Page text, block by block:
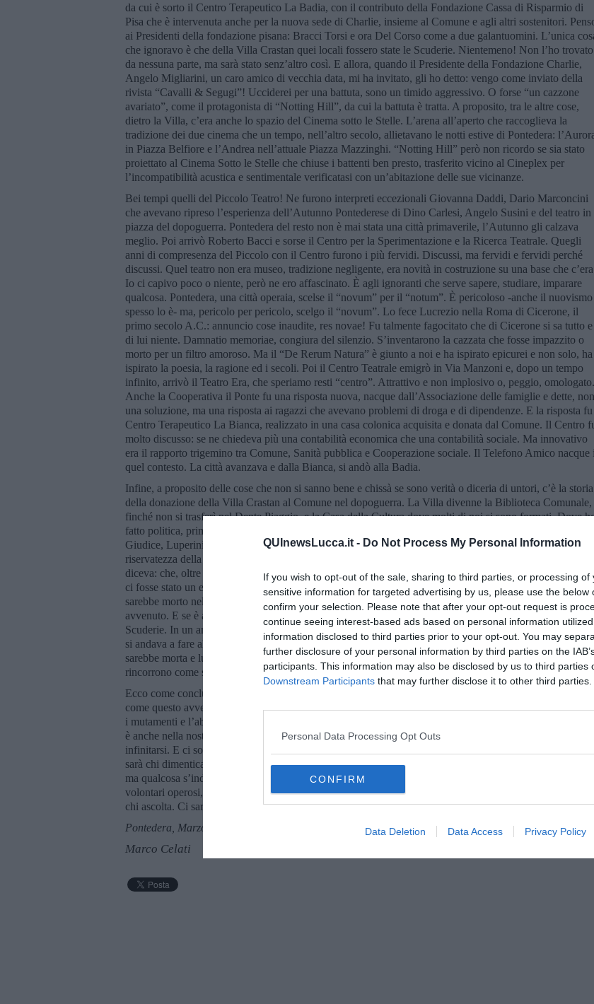
QUInewsLucca.it - Do Not Process My Personal Information
If you wish to opt-out of the sale, sharing to third parties, or processing of
sensitive information for targeted advertising by us, please use the below
confirm your selection. Please note that after your opt-out request is
continue seeing interest-based ads based on personal information
information disclosed to third parties prior to your opt-out. You may
further disclosure of your personal information by third parties on the
participants. This information may also be disclosed by us to third parties
Downstream Participants that may further disclose it to other third parties.
Personal Data Processing Opt Outs
CONFIRM
Data Deletion Data Access Privacy Policy
da cui è sorto il Centro Terapeutico La Badia, con il contributo della Fondazione Cassa di Risparmio di
Pisa che è intervenuta anche per la nuova sede di Charlie, insieme al Comune e agli altri sostenitori.
ai Presidenti della fondazione pisana: Bracci Torsi e ora Del Corso come a due galantuomini. L’unica
che ignoravo è che della Villa Crastan quei locali fossero state le Scuderie. Nientemeno! Non l’ho trovato
da nessuna parte, ma sarà stato senz’altro così. E allora, quando il Presidente della Fondazione Charlie,
Angelo Migliarini, un caro amico di vecchia data, mi ha invitato, gli ho detto: vengo come inviato della
rivista “Cavalli & Segugi”! Ucciderei per una battuta, sono un timido aggressivo. O forse “un cazzone
avariato”, come il protagonista di “Notting Hill”, da cui la battuta è tratta. A proposito, tra le altre cose,
dietro la Villa, c’era anche lo spazio del Cinema sotto le Stelle. L’arena all’aperto che raccoglieva la
tradizione dei due cinema che un tempo, nell’altro secolo, allietavano le notti estive di Pontedera:
in Piazza Belfiore e l’Andrea nell’attuale Piazza Mazzinghi. “Notting Hill” però non ricordo se sia stato
proiettato al Cinema Sotto le Stelle che chiuse i battenti ben presto, trasferito vicino al Cineplex per
l’incompatibilità acustica e sentimentale verificatasi con un’abitazione delle sue vicinanze.
Bei tempi quelli del Piccolo Teatro! Ne furono interpreti eccezionali Giovanna Daddi, Dario Marconcini
che avevano ripreso l’esperienza dell’Autunno Pontederese di Dino Carlesi, Angelo Susini e del teatro in
piazza del dopoguerra. Pontedera del resto non è mai stata una città primaverile, l’Autunno gli calzava
meglio. Poi arrivò Roberto Bacci e sorse il Centro per la Sperimentazione e la Ricerca Teatrale. Quegli
anni di compresenza del Piccolo con il Centro furono i più fervidi. Discussi, ma fervidi e fervidi perché
discussi. Quel teatro non era museo, tradizione negligente, era novità in costruzione su una base che
Io ci capivo poco o niente, però ne ero affascinato. È agli ignoranti che serve sapere, studiare, imparare
qualcosa. Pontedera, una città operaia, scelse il “novum” per il “notum”. È pericoloso -anche il nuovismo
spesso lo è- ma, pericolo per pericolo, scelgo il “novum”. Lo fece Lucrezio nella Roma di Cicerone, il
primo secolo A.C.: annuncio cose inaudite, res novae! Fu talmente fagocitato che di Cicerone si sa tutto e
di lui niente. Damnatio memoriae, congiura del silenzio. S’inventarono la cazzata che fosse impazzito o
morto per un filtro amoroso. Ma il “De Rerum Natura” è giunto a noi e ha ispirato epicurei e non solo, ha
ispirato la poesia, la ragione ed i secoli. Poi il Centro Teatrale emigrò in Via Manzoni e, dopo un tempo
infinito, arrivò il Teatro Era, che speriamo resti “centro”. Attrattivo e non implosivo o, peggio, omologato.
Anche la Cooperativa il Ponte fu una risposta nuova, nacque dall’Associazione delle famiglie e dette, non
una soluzione, ma una risposta ai ragazzi che avevano problemi di droga e di dipendenze. E la risposta
Centro Terapeutico La Bianca, realizzato in una casa colonica acquisita e donata dal Comune. Il Centro
molto discusso: se ne chiedeva più una contabilità economica che una contabilità sociale. Ma innovativo
era il rapporto trigemino tra Comune, Sanità pubblica e Cooperazione sociale. Il Telefono Amico nacque
quel contesto. La città avanzava e dalla Bianca, si andò alla Badia.
Infine, a proposito delle cose che non si sanno bene e chissà se sono verità o diceria di untori, c’è la storia
della donazione della Villa Crastan al Comune nel dopoguerra. La Villa divenne la Biblioteca Comunale,
finché non si trasferì nel Dente Piaggio, e la Casa della Cultura dove molti di noi si sono formati. Dove
fatto politica, prima ancora che nelle sezioni del PCI e nei circoli dell’Arci, dove ho parlato con Fortini,
Giudice, Luperini e con chissà chi altri che se la memoria mi servisse a qualcosa sarebbe meglio. Ma la
riservatezza della famiglia Crastan non ha mai confermato o fatto trapelare niente circa un fatto che si
diceva: che, oltre ad uno slancio munifico di generosità e riconoscimento verso la città che li aveva
ci fosse stato un evento tragico, un dolore insopportabile, alla base di quel lascito. Un familiare, un figlio,
sarebbe morto nel giardino della Villa. Un colpo di fucile, pare: incidente o suicidio. Non si sa se è
avvenuto. E se è avvenuto la pietà ne ha coperto la memoria. Non si trova da nessuna parte. Come le
Scuderie. In un angolo appartato della Villa ricordo solo un cippo spezzato, davanti ad una panchina dove
si andava a fare all’amore, dove dissi al mio fratellino Carlo che nostra madre, poco più che quarantenne,
sarebbe morta e lui chiese: non la vedrò più? Forse fu lì che tutto avvenne. O sono solo voci che si
rincorrono come sempre sulla vita e la morte.
Ecco come concludo. Che ciò che sorge, declina e finisce. Le cose e i viventi. Ed è terribile e stupefacente,
come questo avvenga nel tempo, con lenta rapidità. Ogni volta abbiamo dato una nuova vita alla Villa e
i mutamenti e l’abbandono ne hanno segnato il corrompimento, lo scialo. Forse sarà nella nostra natura.
è anche nella nostra natura e comunità riprendere, ricreare, rinascere, dare vita alla morte e ancora altra
infinitarsi. E ci sono tempi per seminare e per raccogliere, ma anche semine o raccolti andati perduti. E ci
sarà chi dimentica e chi ricorda. Così mi piace pensare a questo. Che se ne fanno tante e si scontano tutte,
ma qualcosa s’indovina. E che, grazie a Charlie, ci sarà di nuovo qualcuno in quelle stanze e dintorni:
volontari operosi, giovani e giovani antichi, persone, non gente qualunque, persone. E ci sarà chi parla e
chi ascolta. Ci saranno voci che chiedono e voci che rispondono.
Pontedera, Marzo 2024
Marco Celati